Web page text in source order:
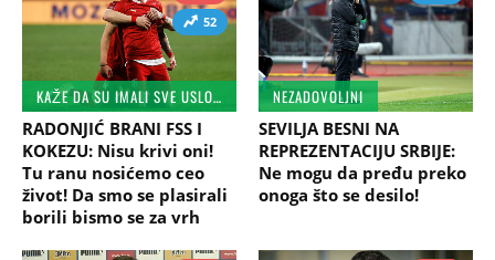
52
KAŽE DA SU IMALI SVE USLOVE
RADONJIĆ BRANI FSS I
KOKEZU: Nisu krivi oni!
Tu ranu nosićemo ceo
život! Da smo se plasirali
borili bismo se za vrh
NEZADOVOLJNI
SEVILJA BESNI NA
REPREZENTACIJU SRBIJE:
Ne mogu da pređu preko
onoga što se desilo!